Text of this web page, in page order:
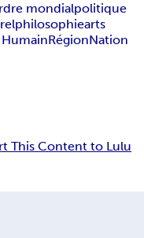
mondialpolitique
philosophiearts
RégionNation
This Content to Lulu